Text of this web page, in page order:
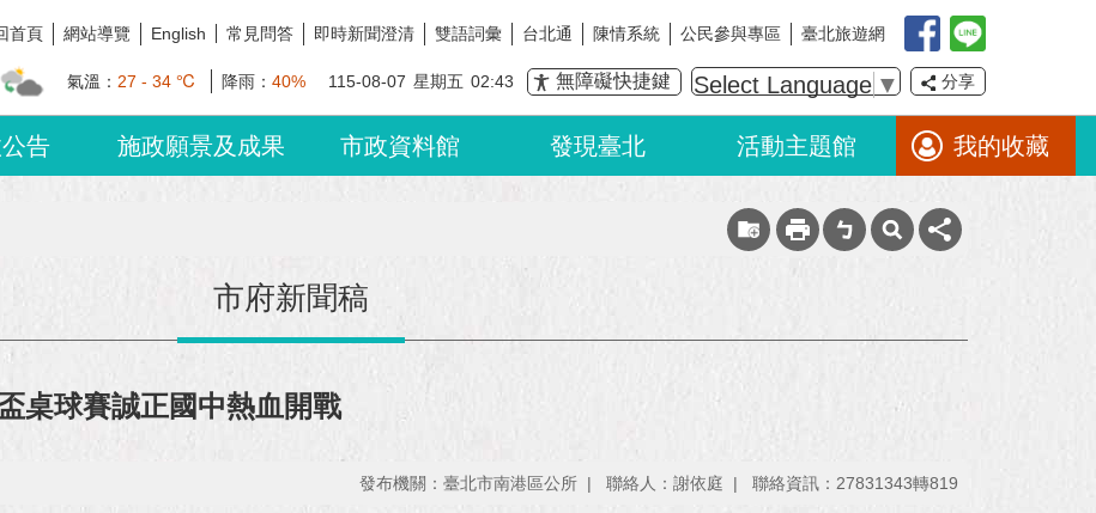
首頁 網站導覽 English 常見問答 即時新聞澄清 雙語詞彙 台北通 陳情系統 公民參與專區 臺北旅遊網
氣溫： 27 - 34 ℃ 降雨： 40% 115-08-07 星期五 02:43 無障礙快捷鍵 Select Language ▼ 分享
告 施政願景及成果 市政資料館 發現臺北 活動主題館 我的收藏
市府新聞稿
桌球賽誠正國中熱血開戰
發布機關：臺北市南港區公所 聯絡人：謝依庭 聯絡資訊：27831343轉819